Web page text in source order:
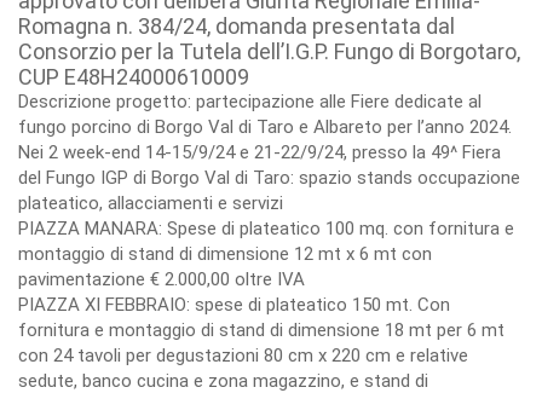
Romagna n. 384/24, domanda presentata dal
Consorzio per la Tutela dell’I.G.P. Fungo di Borgotaro,
CUP E48H24000610009
Descrizione progetto: partecipazione alle Fiere dedicate al
fungo porcino di Borgo Val di Taro e Albareto per l’anno 2024.
Nei 2 week-end 14-15/9/24 e 21-22/9/24, presso la 49^ Fiera
del Fungo IGP di Borgo Val di Taro: spazio stands occupazione
plateatico, allacciamenti e servizi
PIAZZA MANARA: Spese di plateatico 100 mq. con fornitura e
montaggio di stand di dimensione 12 mt x 6 mt con
pavimentazione € 2.000,00 oltre IVA
PIAZZA XI FEBBRAIO: spese di plateatico 150 mt. Con
fornitura e montaggio di stand di dimensione 18 mt per 6 mt
con 24 tavoli per degustazioni 80 cm x 220 cm e relative
sedute, banco cucina e zona magazzino, e stand di